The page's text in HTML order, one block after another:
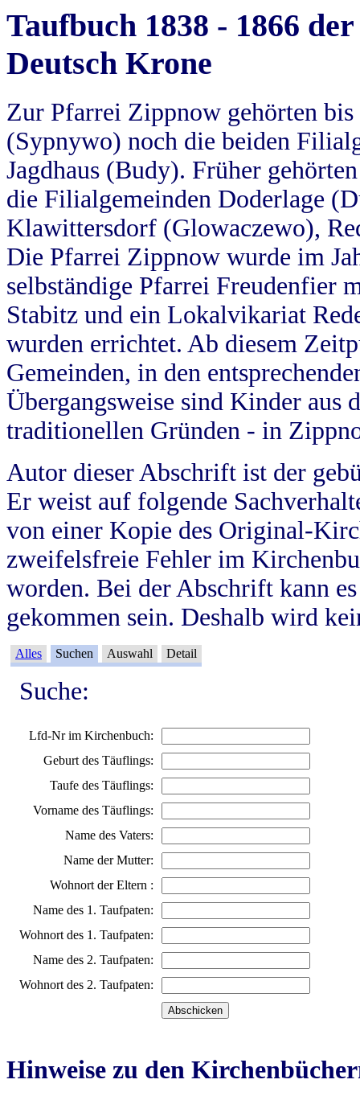
Taufbuch 1838 - 1866
Deutsch Krone
Zur Pfarrei Zippnow gehörten
(Sypnywo) noch die beiden
Jagdhaus (Budy). Früher
die Filialgemeinden Doderlage
Klawittersdorf (Glowaczewo),
Die Pfarrei Zippnow wurde im
selbständige Pfarrei Freudenfier
Stabitz und ein Lokalvikariat
wurden errichtet. Ab diesem
Gemeinden, in den
Übergangsweise sind Kinder aus
traditionellen Gründen - in
Autor dieser Abschrift ist der
Er weist auf folgende
von einer Kopie des Original-
zweifelsfreie Fehler im
worden. Bei der Abschrift kann
gekommen sein. Deshalb wird
Alles Suchen Auswahl Detail
Suche:
Lfd-Nr im Kirchenbuch:
Geburt des Täuflings:
Taufe des Täuflings:
Vorname des Täuflings:
Name des Vaters:
Name der Mutter:
Wohnort der Eltern :
Name des 1. Taufpaten:
Wohnort des 1. Taufpaten:
Name des 2. Taufpaten:
Wohnort des 2. Taufpaten:
Hinweise zu den